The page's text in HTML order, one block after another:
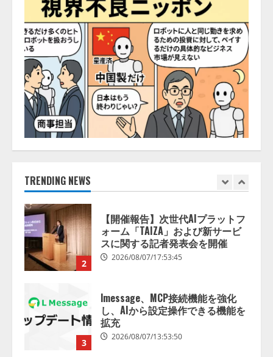
を
活
用
し
て
変
革
を
牽
引
す
る
企
業・
個
人
挑
例
を
掘
す
る
新
ワ
ー
ド
AI
大
賞
2026」、
本
日
7
送
り
TRENDING NEWS
5
の業界特化LLM」の開発とAI研究
開発をリード
2026/08/07/10:54:31
1
【ドローン
AI】ドローン操縦を
AIがアドバイス「AIコーチ」をリ
リース
2026/08/09/01:53:44
2
【開催報告】次世代AIプラットフ
ォーム「TAIZA」および新サービ
3
lmessage、MCP接続機能を強化
し、AIから設定操作できる機能を
拡充
2026/08/07/13:53:50
4
する調査】AIを組織として導入で
きている企業は26.8％。AI導入企
業の68.0％が、自社でのAI導入・
活用は「上手くいっている」と回